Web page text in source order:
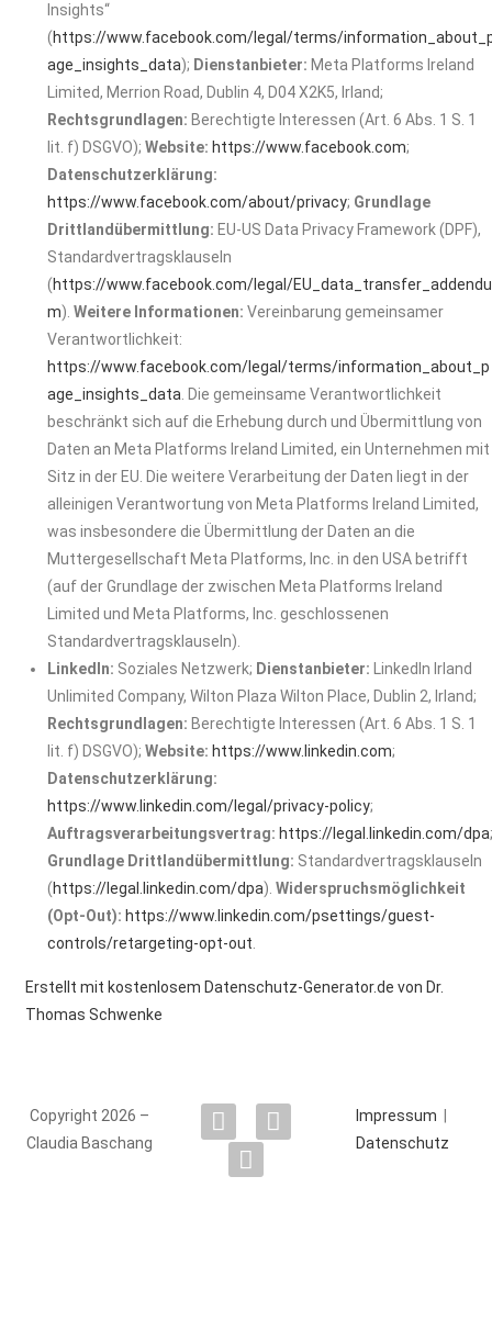
Insights“
(https://www.facebook.com/legal/terms/
age_insights_data); Dienstanbieter: Meta Platforms Ireland
Limited, Merrion Road, Dublin 4, D04 X2K5, Irland;
Rechtsgrundlagen: Berechtigte Interessen (Art. 6 Abs. 1 S. 1
lit. f) DSGVO);Website: https://www.facebook.com;
Datenschutzerklärung:
https://www.facebook.com/about/privacy; Grundlage
Drittlandübermittlung: EU-US Data Privacy Framework (DPF),
Standardvertragsklauseln
(https://www.facebook.com/legal/EU_data_transfer_addendu
m).Weitere Informationen: Vereinbarung gemeinsamer
Verantwortlichkeit:
https://www.facebook.com/legal/terms/information_about_p
age_insights_data . Die gemeinsame Verantwortlichkeit
beschränkt sich auf die Erhebung durch und Übermittlung von
Daten an Meta Platforms Ireland Limited, ein Unternehmen mit
Sitz in der EU. Die weitere Verarbeitung der Daten liegt in der
alleinigen Verantwortung von Meta Platforms Ireland Limited,
was insbesondere die Übermittlung der Daten an die
Muttergesellschaft Meta Platforms, Inc. in den USA betrifft
(auf der Grundlage der zwischen Meta Platforms Ireland
Limited und Meta Platforms, Inc. geschlossenen
Standardvertragsklauseln).
LinkedIn: Soziales Netzwerk; Dienstanbieter: LinkedIn Irland
Unlimited Company, Wilton Plaza Wilton Place, Dublin 2, Irland;
Rechtsgrundlagen: Berechtigte Interessen (Art. 6 Abs. 1 S. 1
lit. f) DSGVO);Website: https://www.linkedin.com;
Datenschutzerklärung:
https://www.linkedin.com/legal/privacy-policy;
Auftragsverarbeitungsvertrag: https://legal.linkedin.com/dpa
Grundlage Drittlandübermittlung: Standardvertragsklauseln
(https://legal.linkedin.com/dpa).Widerspruchsmöglichkeit
(Opt-Out): https://www.linkedin.com/psettings/guest-
controls/retargeting-opt-out
Erstellt mit kostenlosem Datenschutz-Generator.de von Dr.
Thomas Schwenke
Copyright 2026 –
Claudia Baschang
Impressum
Datenschutz